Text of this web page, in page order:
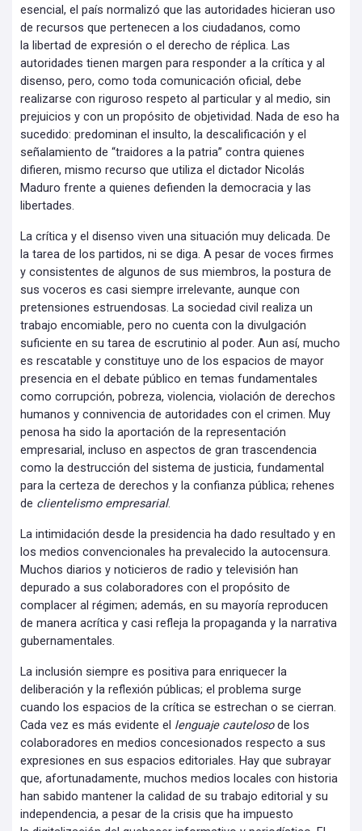
esencial, el país normalizó que las autoridades hicieran uso
de recursos que pertenecen a los ciudadanos, como
la libertad de expresión o el derecho de réplica. Las
autoridades tienen margen para responder a la crítica y al
disenso, pero, como toda comunicación oficial, debe
realizarse con riguroso respeto al particular y al medio, sin
prejuicios y con un propósito de objetividad. Nada de eso ha
sucedido: predominan el insulto, la descalificación y el
señalamiento de “traidores a la patria” contra quienes
difieren, mismo recurso que utiliza el dictador Nicolás
Maduro frente a quienes defienden la democracia y las
libertades.
La crítica y el disenso viven una situación muy delicada. De
la tarea de los partidos, ni se diga. A pesar de voces firmes
y consistentes de algunos de sus miembros, la postura de
sus voceros es casi siempre irrelevante, aunque con
pretensiones estruendosas. La sociedad civil realiza un
trabajo encomiable, pero no cuenta con la divulgación
suficiente en su tarea de escrutinio al poder. Aun así, mucho
es rescatable y constituye uno de los espacios de mayor
presencia en el debate público en temas fundamentales
como corrupción, pobreza, violencia, violación de derechos
humanos y connivencia de autoridades con el crimen. Muy
penosa ha sido la aportación de la representación
empresarial, incluso en aspectos de gran trascendencia
como la destrucción del sistema de justicia, fundamental
para la certeza de derechos y la confianza pública; rehenes
de clientelismo empresarial.
La intimidación desde la presidencia ha dado resultado y en
los medios convencionales ha prevalecido la autocensura.
Muchos diarios y noticieros de radio y televisión han
depurado a sus colaboradores con el propósito de
complacer al régimen; además, en su mayoría reproducen
de manera acrítica y casi refleja la propaganda y la narrativa
gubernamentales.
La inclusión siempre es positiva para enriquecer la
deliberación y la reflexión públicas; el problema surge
cuando los espacios de la crítica se estrechan o se cierran.
Cada vez es más evidente el lenguaje cautelosode los
colaboradores en medios concesionados respecto a sus
expresiones en sus espacios editoriales. Hay que subrayar
que, afortunadamente, muchos medios locales con historia
han sabido mantener la calidad de su trabajo editorial y su
independencia, a pesar de la crisis que ha impuesto